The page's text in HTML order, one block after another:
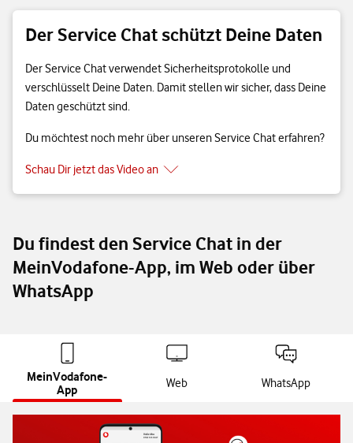
Der Service Chat schützt Deine Daten
Der Service Chat verwendet Sicherheitsprotokolle und
verschlüsselt Deine Daten. Damit stellen wir sicher, dass Deine
Daten geschützt sind.
Du möchtest noch mehr über unseren Service Chat erfahren?
Schau Dir jetzt das Video an
Du findest den Service Chat in der
MeinVodafone-App, im Web oder über
WhatsApp
MeinVodafone-
App
Web WhatsApp